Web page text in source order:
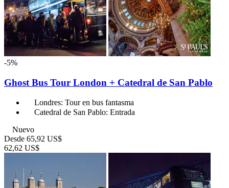
-5%
Ghost Bus Tour London + Catedral de San Pablo
Londres: Tour en bus fantasma
Catedral de San Pablo: Entrada
Nuevo
Desde 65,92 US$
62,62 US$